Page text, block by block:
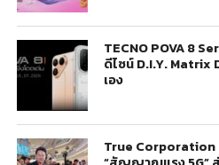
TECNO POVA 8
ดีไซน์ D.I.Y.
เอง
True Corporation